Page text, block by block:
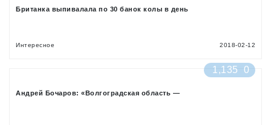
Британка выпивалала по 30 банок колы в день
Интересное 2018-02-12
1,135 0
Андрей Бочаров: «Волгоградская область —